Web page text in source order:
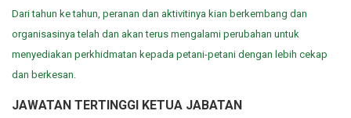
Dari tahun ke tahun, peranan dan aktivitinya kian berkembang dan
organisasinya telah dan akan terus mengalami perubahan untuk
menyediakan perkhidmatan kepada petani-petani dengan lebih cekap
dan berkesan.
JAWATAN TERTINGGI KETUA JABATAN